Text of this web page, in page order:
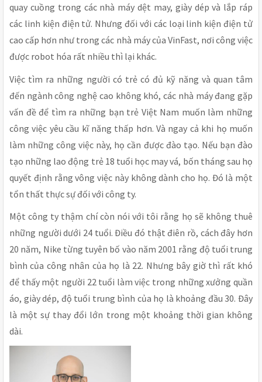
quay cuồng trong các nhà máy dệt may, giày dép và lắp ráp
các linh kiện điện tử. Nhưng đối với các loại linh kiện điện tử
cao cấp hơn như trong các nhà máy của VinFast, nơi công việc
được robot hóa rất nhiều thì lại khác.
Việc tìm ra những người có trẻ có đủ kỹ năng và quan tâm
đến ngành công nghệ cao không khó, các nhà máy đang gặp
vấn đề để tìm ra những bạn trẻ Việt Nam muốn làm những
công việc yêu cầu kĩ năng thấp hơn. Và ngay cả khi họ muốn
làm những công việc này, họ cần được đào tạo. Nếu bạn đào
tạo những lao động trẻ 18 tuổi học may vá, bốn tháng sau họ
quyết định rằng vông việc này không dành cho họ. Đó là một
tổn thất thực sự đối với công ty.
Một công ty thậm chí còn nói với tôi rằng họ sẽ không thuê
những người dưới 24 tuổi. Điều đó thật điên rồ, cách đây hơn
20 năm, Nike từng tuyên bố vào năm 2001 rằng độ tuổi trung
bình của công nhân của họ là 22. Nhưng bây giờ thì rất khó
để thấy một người 22 tuổi làm việc trong những xưởng quần
áo, giày dép, độ tuổi trung bình của họ là khoảng đầu 30. Đây
là một sự thay đổi lớn trong một khoảng thời gian không
dài.